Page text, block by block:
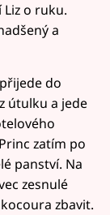
o ruku.
a
do
útulku a jede
zatím po
panství. Na
zesnulé
zbavit.